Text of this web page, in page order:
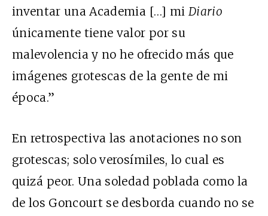
inventar una Academia […] mi Diario
únicamente tiene valor por su
malevolencia y no he ofrecido más que
imágenes grotescas de la gente de mi
época.”
En retrospectiva las anotaciones no son
grotescas; solo verosímiles, lo cual es
quizá peor. Una soledad poblada como la
de los Goncourt se desborda cuando no se